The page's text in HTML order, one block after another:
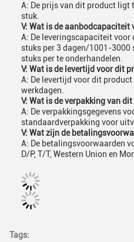
A: De prijs van dit product ligt
stuk.
V: Wat is de aanbodcapaciteit
A: De leveringscapaciteit
stuks per 3 dagen/1001-3000
stuks per te onderhandelen.
V: Wat is de levertijd voor dit
A: De levertijd voor dit product
werkdagen.
V: Wat is de verpakking van
A: De verpakkingsgegevens
standaardverpakking voor
V: Wat zijn de
A: De betalingsvoorwaarden
D/P, T/T, Western Union en
Tags: